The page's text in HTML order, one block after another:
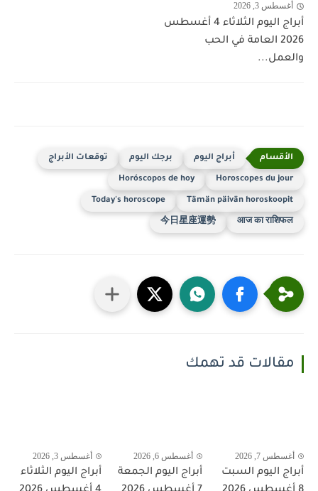
أغسطس 3, 2026
أبراج اليوم الثلاثاء 4 أغسطس
2026 العامة في الحب
والعمل...
أبراج اليوم برجك اليوم توقعات الأبراج
Horoscopes du jour
Horóscopos de hoy
Tämän päivän horoskoopit
Today's horoscope
आज का राशिफल
今日星座運勢
مقالات قد تهمك
أغسطس 7, 2026
أبراج اليوم السبت
أغسطس 6, 2026
أبراج اليوم الجمعة
أغسطس 3, 2026
أبراج اليوم الثلاثاء